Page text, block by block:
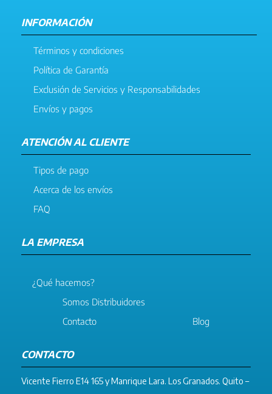
INFORMACIÓN
Términos y condiciones
Política de Garantía
Exclusión de Servicios y Responsabilidades
Envíos y pagos
ATENCIÓN AL CLIENTE
Tipos de pago
Acerca de los envíos
FAQ
LA EMPRESA
¿Qué hacemos?
Somos Distribuidores
Contacto
Blog
CONTACTO
Vicente Fierro E14 165 y Manrique Lara. Los Granados. Quito –